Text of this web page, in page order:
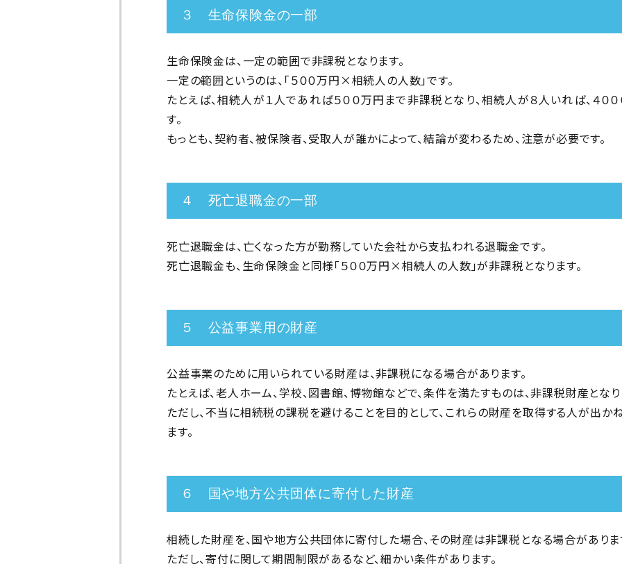
３ 生命保険金の一部
生命保険金は、一定の範囲で非課税となります。
一定の範囲というのは、「５００万円×相続人の人数」です。
たとえば、相続人が１人であれば５００万円まで非課税となり、相続人が８人いれば、４０
す。
もっとも、契約者、被保険者、受取人が誰かによって、結論が変わるため、注意が必要です。
４ 死亡退職金の一部
死亡退職金は、亡くなった方が勤務していた会社から支払われる退職金です。
死亡退職金も、生命保険金と同様「５００万円×相続人の人数」が非課税となります。
５ 公益事業用の財産
公益事業のために用いられている財産は、非課税になる場合があります。
たとえば、老人ホーム、学校、図書館、博物館などで、条件を満たすものは、非課税財産となり
ただし、不当に相続税の課税を避けることを目的として、これらの財産を取得する人が出か
ます。
６ 国や地方公共団体に寄付した財産
相続した財産を、国や地方公共団体に寄付した場合、その財産は非課税となる場合がありま
ただし、寄付に関して期間制限があるなど、細かい条件があります。